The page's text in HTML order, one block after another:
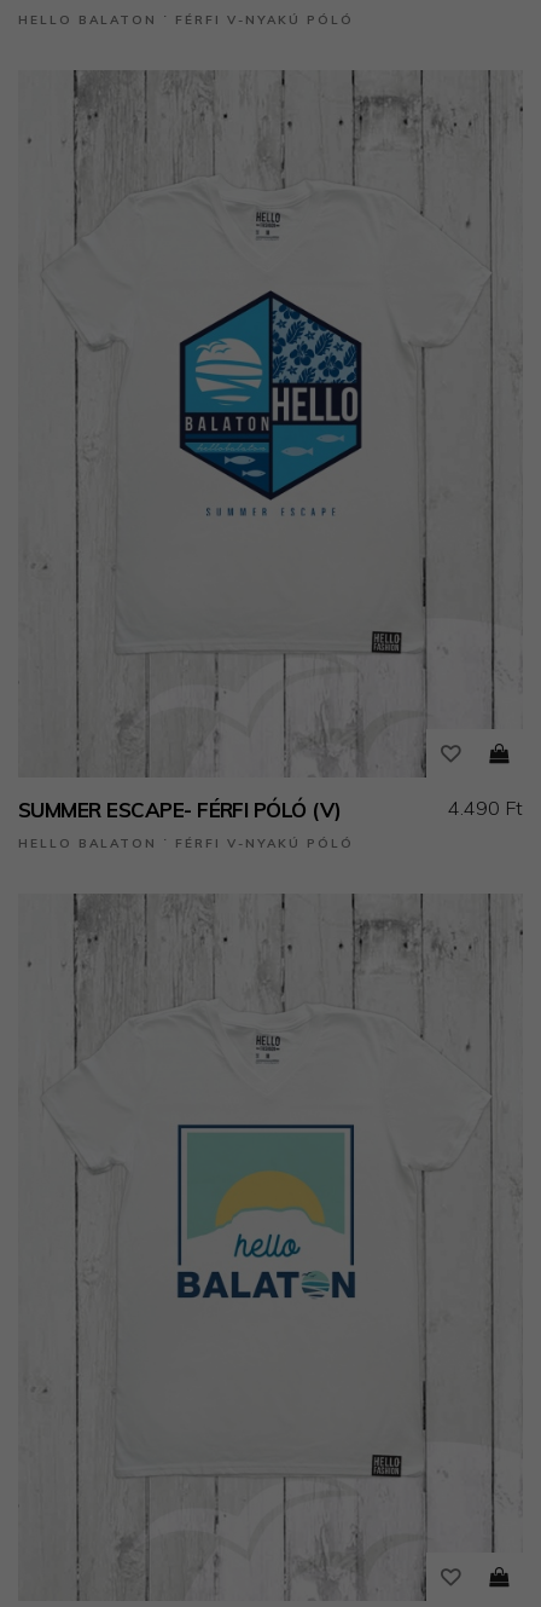
HELLO BALATON ˙ FÉRFI V-NYAKÚ PÓLÓ
SUMMER ESCAPE- FÉRFI PÓLÓ (V)
HELLO BALATON ˙ FÉRFI V-NYAKÚ PÓLÓ
4.490 Ft